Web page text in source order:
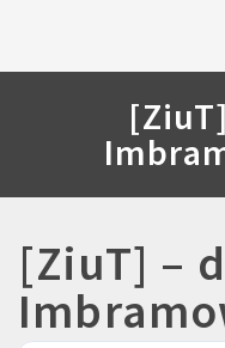
[ZiuT] –